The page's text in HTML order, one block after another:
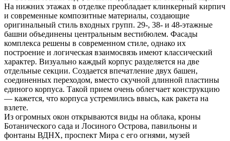
На нижних этажах в отделке преобладает клинкерный кирпич
и современные композитные материалы, создающие
оригинальный стиль входных групп. 29-, 38- и 48-этажные
башни объединены центральным вестибюлем. Фасады
комплекса решены в современном стиле, однако их
построение и логическая взаимосвязь имеют классический
характер. Визуально каждый корпус разделяется на две
отдельные секции. Создается впечатление двух башен,
соединенных переходом, вместо скучной длинной пластины
единого корпуса. Такой прием очень облегчает конструкцию
— кажется, что корпуса устремились ввысь, как ракета на
взлете.
Из огромных окон открываются виды на облака, кроны
Ботанического сада и Лосиного Острова, павильоны и
фонтаны ВДНХ, проспект Мира с его огнями, музей